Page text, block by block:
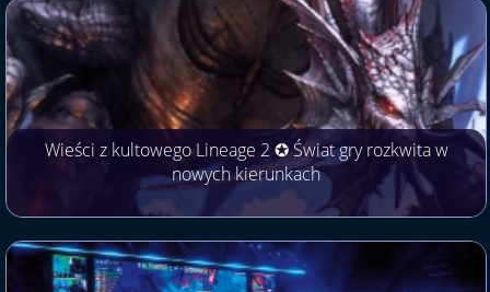
Wieści z kultowego Lineage 2 ✪ Świat gry rozkwita w
nowych kierunkach